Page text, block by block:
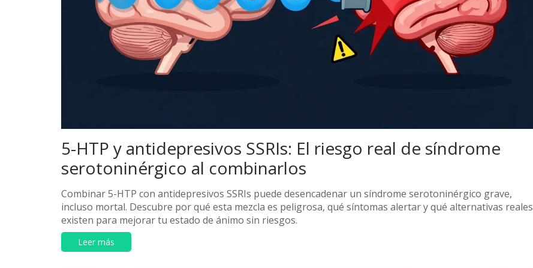
5-HTP y antidepresivos SSRIs: El riesgo real de síndrome
serotoninérgico al combinarlos
Combinar 5-HTP con antidepresivos SSRIs puede desencadenar un síndrome serotoninérgico grave,
incluso mortal. Descubre por qué esta mezcla es peligrosa, qué síntomas alertar y qué alternativas reales
existen para mejorar tu estado de ánimo sin riesgos.
Leer más